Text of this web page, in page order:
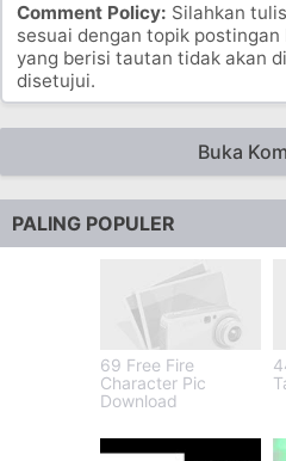
Comment Policy: Silahkan
sesuai dengan topik
yang berisi tautan tidak akan
disetujui.
Buka
PALING POPULER
69 Free Fire
Character Pic
Download